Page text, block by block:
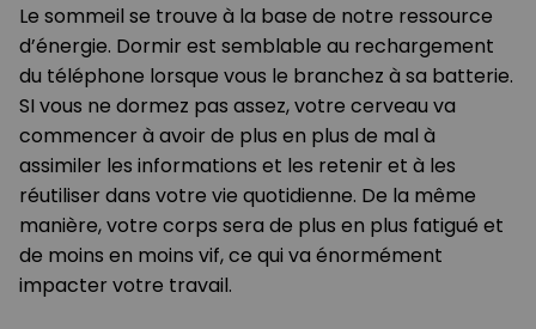
Le sommeil se trouve à la base de notre ressource
d’énergie. Dormir est semblable au rechargement
du téléphone lorsque vous le branchez à sa batterie.
SI vous ne dormez pas assez, votre cerveau va
commencer à avoir de plus en plus de mal à
assimiler les informations et les retenir et à les
réutiliser dans votre vie quotidienne. De la même
manière, votre corps sera de plus en plus fatigué et
de moins en moins vif, ce qui va énormément
impacter votre travail.